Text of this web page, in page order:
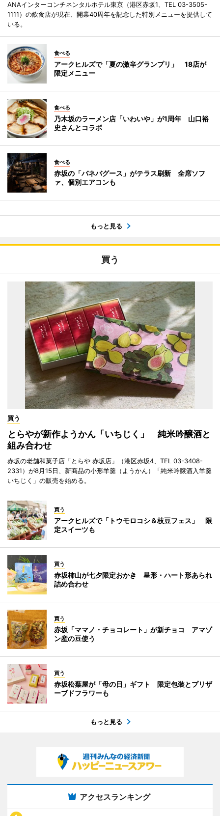
ANAインターコンチネンタルホテル東京（港区赤坂1、TEL 03-3505-
1111）の飲食店が現在、開業40周年を記念した特別メニューを提供して
いる。
食べる
アークヒルズで「夏の激辛グランプリ」 18店が
限定メニュー
食べる
乃木坂のラーメン店「いわいや」が1周年 山口裕
史さんとコラボ
食べる
赤坂の「バネバグース」がテラス刷新 全席ソフ
ァ、個別エアコンも
もっと見る
買う
買う
とらやが新作ようかん「いちじく」 純米吟醸酒と
組み合わせ
赤坂の老舗和菓子店「とらや 赤坂店」（港区赤坂4、TEL 03-3408-
2331）が8月15日、新商品の小形羊羹（ようかん）「純米吟醸酒入羊羹
いちじく」の販売を始める。
買う
アークヒルズで「トウモロコシ＆枝豆フェス」 限
定スイーツも
買う
赤坂柿山が七夕限定おかき 星形・ハート形あられ
詰め合わせ
買う
赤坂「ママノ・チョコレート」が新チョコ アマゾ
ン産の豆使う
買う
赤坂松葉屋が「母の日」ギフト 限定包装とプリザ
ーブドフラワーも
もっと見る
アクセスランキング